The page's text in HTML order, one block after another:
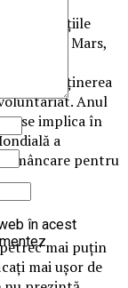
organizațiile
pentru Mars,
ar fi susținerea
Anul
a se implica în
a
mâncare pentru
mai puțin
mai ușor de
în acest